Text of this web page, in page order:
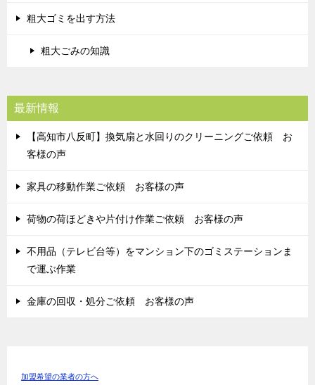
粗大ゴミを出す方法
粗大ごみの知識
最新情報
【高知市八反町】換気扇と水回りのクリーニングご依頼 お
客様の声
家具の移動作業ご依頼 お客様の声
荷物の荷ほどきや片付け作業ご依頼 お客様の声
不用品（テレビ台等）をマンション下のゴミステーションま
で運ぶ作業
金庫の回収・処分ご依頼 お客様の声
加盟希望の業者の方へ